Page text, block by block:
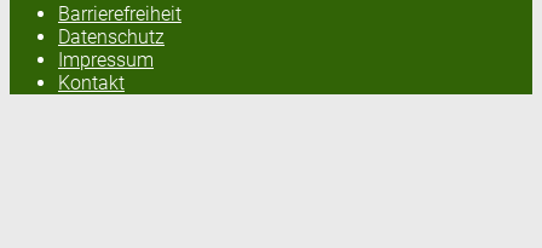
Barrierefreiheit
Datenschutz
Impressum
Kontakt